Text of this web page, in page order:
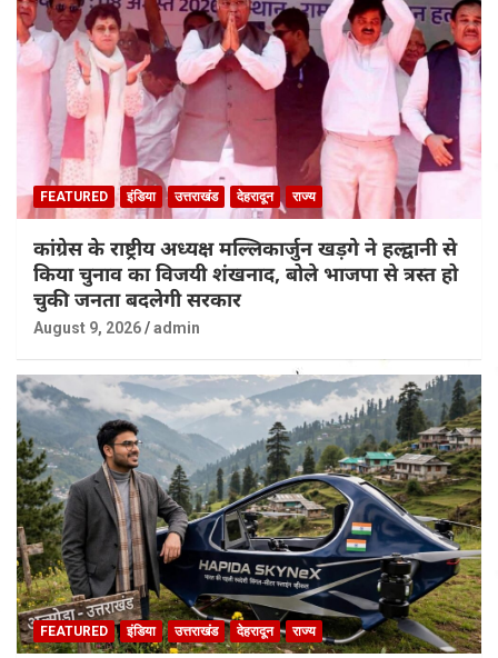
FEATURED इंडिया उत्तराखंड देहरादून राज्य
कांग्रेस के राष्ट्रीय अध्यक्ष मल्लिकार्जुन खड़गे ने हल्द्वानी से
किया चुनाव का विजयी शंखनाद, बोले भाजपा से त्रस्त हो
चुकी जनता बदलेगी सरकार
August 9, 2026 admin
FEATURED इंडिया उत्तराखंड देहरादून राज्य